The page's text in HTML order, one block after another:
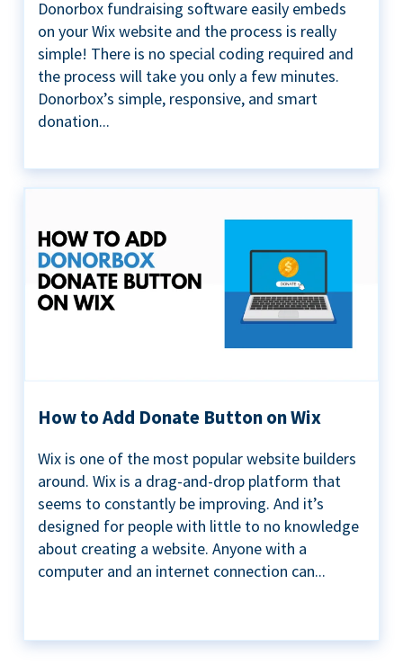
Donorbox fundraising software easily embeds
on your Wix website and the process is really
simple! There is no special coding required and
the process will take you only a few minutes.
Donorbox’s simple, responsive, and smart
donation...
How to Add Donate Button on Wix
Wix is one of the most popular website builders
around. Wix is a drag-and-drop platform that
seems to constantly be improving. And it’s
designed for people with little to no knowledge
about creating a website. Anyone with a
computer and an internet connection can...